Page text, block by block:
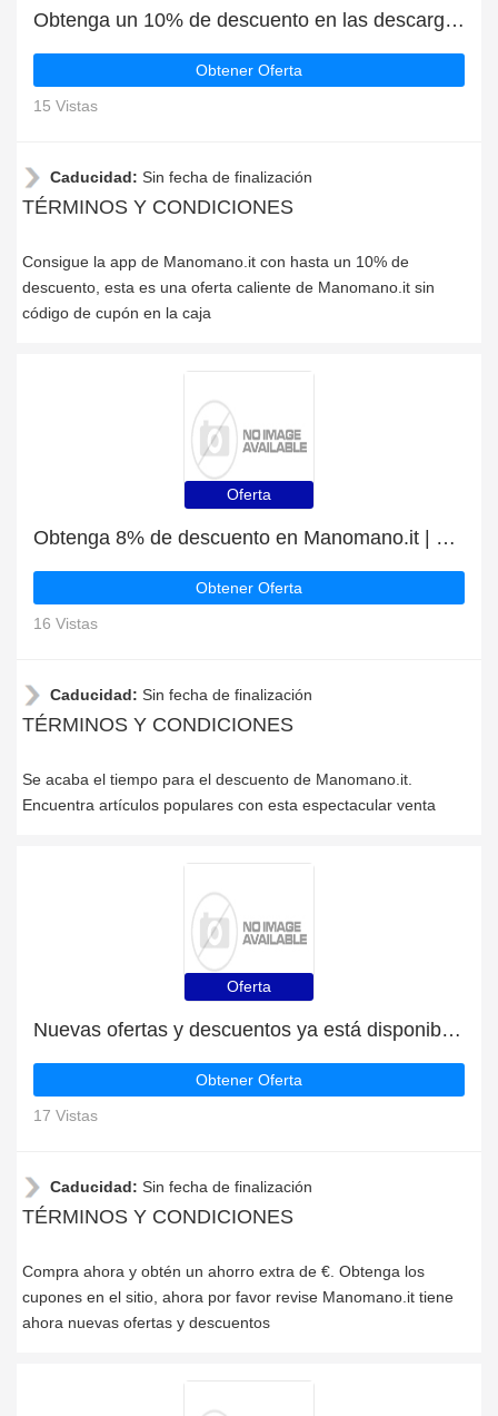
Obtenga un 10% de descuento en las descargas de la aplicación Manomano.it
Obtener Oferta
15 Vistas
Caducidad: Sin fecha de finalización
TÉRMINOS Y CONDICIONES
Consigue la app de Manomano.it con hasta un 10% de
descuento, esta es una oferta caliente de Manomano.it sin
código de cupón en la caja
Oferta
Obtenga 8% de descuento en Manomano.it | caduca pronto
Obtener Oferta
16 Vistas
Caducidad: Sin fecha de finalización
TÉRMINOS Y CONDICIONES
Se acaba el tiempo para el descuento de Manomano.it.
Encuentra artículos populares con esta espectacular venta
Oferta
Nuevas ofertas y descuentos ya está disponible | Manomano.it
Obtener Oferta
17 Vistas
Caducidad: Sin fecha de finalización
TÉRMINOS Y CONDICIONES
Compra ahora y obtén un ahorro extra de €. Obtenga los
cupones en el sitio, ahora por favor revise Manomano.it tiene
ahora nuevas ofertas y descuentos